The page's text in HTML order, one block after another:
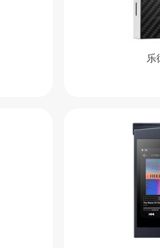
乐